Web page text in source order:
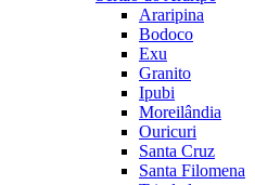
Araripina
Bodoco
Exu
Granito
Ipubi
Moreilândia
Ouricuri
Santa Cruz
Santa Filomena